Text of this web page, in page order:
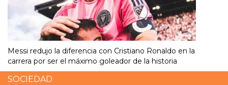
Messi redujo la diferencia con Cristiano Ronaldo en la
carrera por ser el máximo goleador de la historia
SOCIEDAD